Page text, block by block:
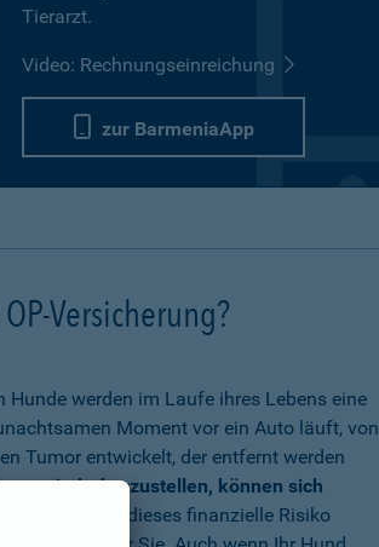
Tierarzt.
Video: Rechnungseinreichung
zur BarmeniaApp
Versicherung?
werden im Laufe ihres Lebens eine
Moment vor ein Auto läuft, von
Tumor entwickelt, der entfernt werden
wiederherzustellen, können sich
Sie sich gegen dieses finanzielle Risiko